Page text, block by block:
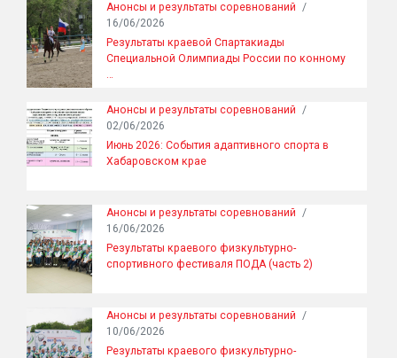
Анонсы и результаты соревнований /
16/06/2026
Результаты краевой Спартакиады
Специальной Олимпиады России по конному
…
Анонсы и результаты соревнований /
02/06/2026
Июнь 2026: События адаптивного спорта в
Хабаровском крае
Анонсы и результаты соревнований /
16/06/2026
Результаты краевого физкультурно-
спортивного фестиваля ПОДА (часть 2)
Анонсы и результаты соревнований /
10/06/2026
Результаты краевого физкультурно-